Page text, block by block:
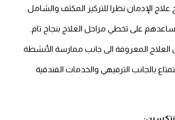
الإدمان نظرا للتركيز المكثف والشامل
على تخطي مراحل العلاج بنجاح تام.
المعروفة الى جانب ممارسة الأنشطة
بالجانب الترفيهي والخدمات الفندقية